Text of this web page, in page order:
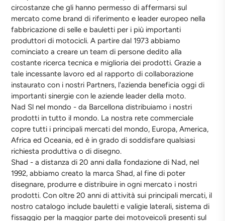
circostanze che gli hanno permesso di affermarsi sul
mercato come brand di riferimento e leader europeo nella
fabbricazione di selle e bauletti per i più importanti
produttori di motocicli. A partire dal 1973 abbiamo
cominciato a creare un team di persone dedito alla
costante ricerca tecnica e miglioria dei prodotti. Grazie a
tale incessante lavoro ed al rapporto di collaborazione
instaurato con i nostri Partners, l'azienda beneficia oggi di
importanti sinergie con le aziende leader della moto.
Nad Sl nel mondo - da Barcellona distribuiamo i nostri
prodotti in tutto il mondo. La nostra rete commerciale
copre tutti i principali mercati del mondo, Europa, America,
Africa ed Oceania, ed è in grado di soddisfare qualsiasi
richiesta produttiva o di disegno.
Shad - a distanza di 20 anni dalla fondazione di Nad, nel
1992, abbiamo creato la marca Shad, al fine di poter
disegnare, produrre e distribuire in ogni mercato i nostri
prodotti. Con oltre 20 anni di attività sui principali mercati, il
nostro catalogo include bauletti e valigie laterali, sistema di
fissaggio per la maggior parte dei motoveicoli presenti sul